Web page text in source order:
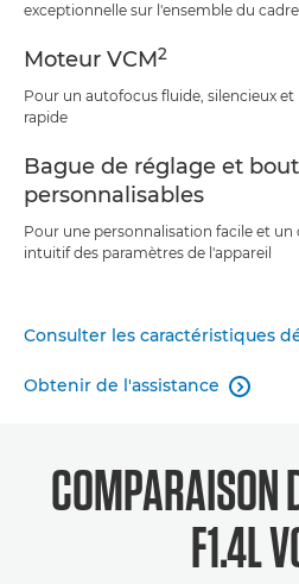
exceptionnelle sur l'ensemble du cadre
Moteur VCM2
Pour un autofocus fluide, silencieux et
rapide
Bague de réglage et
personnalisables
Pour une personnalisation facile et
intuitif des paramètres de l'appareil
Consulter les caractéristiques
Obtenir de l'assistance 
F1.4L